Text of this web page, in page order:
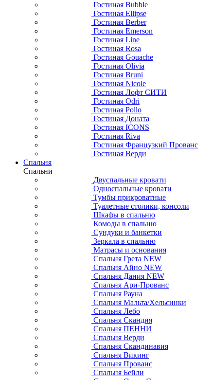
Гостиная Bubble
Гостиная Ellipse
Гостиная Berber
Гостиная Emerson
Гостиная Line
Гостиная Rosa
Гостиная Gouache
Гостиная Olivia
Гостиная Bruni
Гостиная Nicole
Гостиная Лофт СИТИ
Гостиная Odri
Гостиная Pollo
Гостиная Доната
Гостиная ICONS
Гостиная Riva
Гостиная Французкий Прованс
Гостиная Верди
Спальня
Спальни
Двуспальные кровати
Односпальные кровати
Тумбы прикроватные
Туалетные столики, консоли
Шкафы в спальню
Комоды в спальню
Сундуки и банкетки
Зеркала в спальню
Матрасы и основания
Спальня Грета NEW
Спальня Айно NEW
Спальня Дания NEW
Спальня Ари-Прованс
Спальня Рауна
Спальня Мальта/Хельсинки
Спальня Лебо
Спальня Скандия
Спальня ПЕННИ
Спальня Верди
Спальня Скандинавия
Спальня Викинг
Спальня Прованс
Спальня Бейли